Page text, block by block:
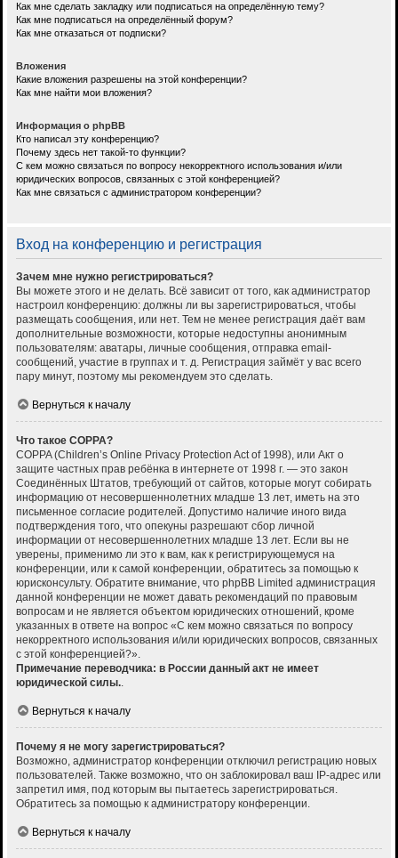
Как мне сделать закладку или подписаться на определённую тему?
Как мне подписаться на определённый форум?
Как мне отказаться от подписки?
Вложения
Какие вложения разрешены на этой конференции?
Как мне найти мои вложения?
Информация о phpBB
Кто написал эту конференцию?
Почему здесь нет такой-то функции?
С кем можно связаться по вопросу некорректного использования и/или
юридических вопросов, связанных с этой конференцией?
Как мне связаться с администратором конференции?
Вход на конференцию и регистрация
Зачем мне нужно регистрироваться?
Вы можете этого и не делать. Всё зависит от того, как администратор
настроил конференцию: должны ли вы зарегистрироваться, чтобы
размещать сообщения, или нет. Тем не менее регистрация даёт вам
дополнительные возможности, которые недоступны анонимным
пользователям: аватары, личные сообщения, отправка email-
сообщений, участие в группах и т. д. Регистрация займёт у вас всего
пару минут, поэтому мы рекомендуем это сделать.
Вернуться к началу
Что такое COPPA?
COPPA (Children’s Online Privacy Protection Act of 1998), или Акт о
защите частных прав ребёнка в интернете от 1998 г. — это закон
Соединённых Штатов, требующий от сайтов, которые могут собирать
информацию от несовершеннолетних младше 13 лет, иметь на это
письменное согласие родителей. Допустимо наличие иного вида
подтверждения того, что опекуны разрешают сбор личной
информации от несовершеннолетних младше 13 лет. Если вы не
уверены, применимо ли это к вам, как к регистрирующемуся на
конференции, или к самой конференции, обратитесь за помощью к
юрисконсульту. Обратите внимание, что phpBB Limited администрация
данной конференции не может давать рекомендаций по правовым
вопросам и не является объектом юридических отношений, кроме
указанных в ответе на вопрос «С кем можно связаться по вопросу
некорректного использования и/или юридических вопросов, связанных
с этой конференцией?».
Примечание переводчика: в России данный акт не имеет
юридической силы..
Вернуться к началу
Почему я не могу зарегистрироваться?
Возможно, администратор конференции отключил регистрацию новых
пользователей. Также возможно, что он заблокировал ваш IP-адрес или
запретил имя, под которым вы пытаетесь зарегистрироваться.
Обратитесь за помощью к администратору конференции.
Вернуться к началу